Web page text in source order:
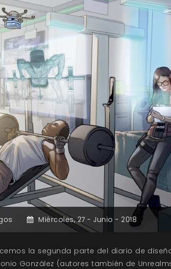
Miércoles,27 - Junio - 2018
la segunda parte del diario de
González (autores también de